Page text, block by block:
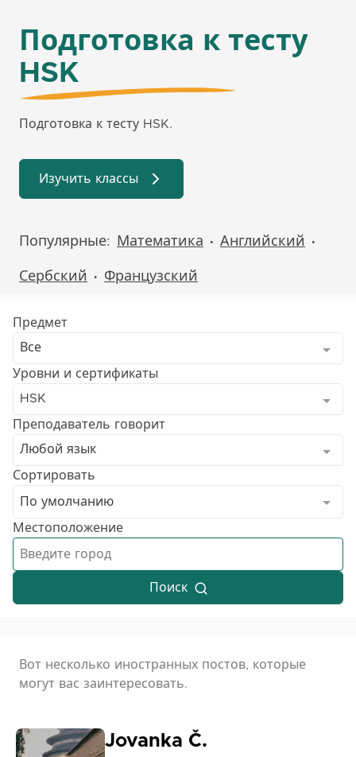
Подготовка к тесту
HSK
Подготовка к тесту HSK.
Изучить классы
Популярные: Математика • Английский •
Сербский • Французский
Предмет
Все
Уровни и сертификаты
HSK
Преподаватель говорит
Любой язык
Сортировать
По умолчанию
Местоположение
Поиск
Вот несколько иностранных постов, которые
могут вас заинтересовать.
Jovanka Č.